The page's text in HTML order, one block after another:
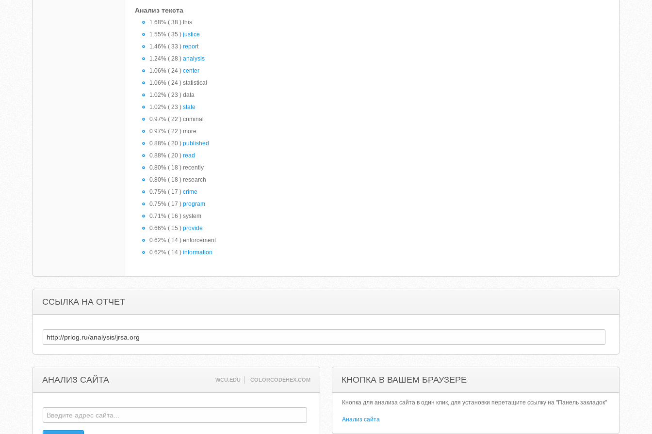
Анализ текста
1.68% ( 38 ) this
1.55% ( 35 )justice
1.46% ( 33 )report
1.24% ( 28 )analysis
1.06% ( 24 )center
1.06% ( 24 ) statistical
1.02% ( 23 ) data
1.02% ( 23 )state
0.97% ( 22 ) criminal
0.97% ( 22 ) more
0.88% ( 20 )published
0.88% ( 20 )read
0.80% ( 18 ) recently
0.80% ( 18 ) research
0.75% ( 17 )crime
0.75% ( 17 )program
0.71% ( 16 ) system
0.66% ( 15 )provide
0.62% ( 14 ) enforcement
0.62% ( 14 )information
ССЫЛКА НА ОТЧЕТ
АНАЛИЗ САЙТА WCU.EDU COLORCODEHEX.COM КНОПКА В ВАШЕМ БРАУЗЕРЕ
Кнопка для анализа сайта в один клик, для установки перетащите ссылку на "Панель закладок"
Анализ сайта